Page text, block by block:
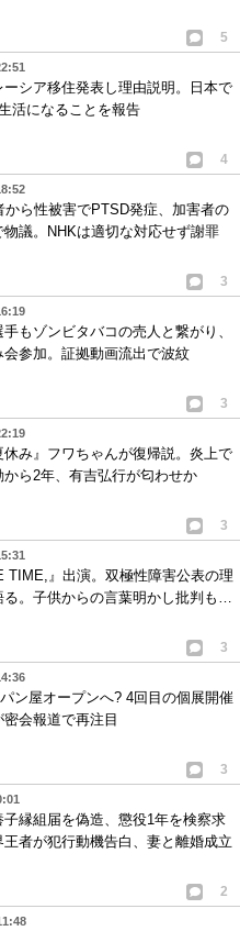
5
シア移住発表し理由説明。日本で
活になることを報告
4
から性被害でPTSD発症、加害者の
議。NHKは適切な対応せず謝罪
3
もゾンビタバコの売人と繋がり、
参加。証拠動画流出で波紋
3
み』フワちゃんが復帰説。炎上で
ら2年、有吉弘行が匂わせか
3
TIME,』出演。双極性障害公表の理
。子供からの言葉明かし批判も…
3
ン屋オープンへ? 4回目の個展開催
会報道で再注目
3
縁組届を偽造、懲役1年を検察求
者が犯行動機告白、妻と離婚成立
2